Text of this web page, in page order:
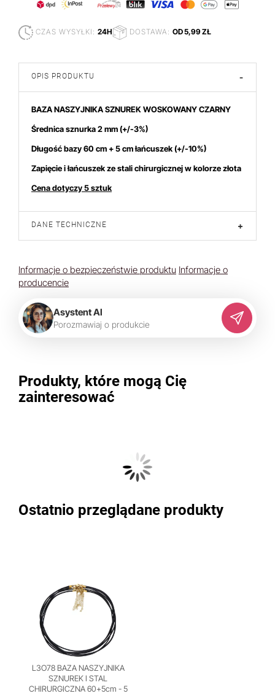
CZAS WYSYŁKI: 24H DOSTAWA: OD 5,99 ZŁ
OPIS PRODUKTU -
BAZA NASZYJNIKA SZNUREK WOSKOWANY CZARNY
Średnica sznurka 2 mm(+/-3%)
Długość bazy 60 cm + 5 cm łańcuszek (+/-10%)
Zapięcie i łańcuszek ze stali chirurgicznej w kolorze złota
Cena dotyczy 5 sztuk
DANE TECHNICZNE +
Informacje o bezpieczeństwie produktu Informacje o
producencie
Asystent AI
Porozmawiaj o produkcie
Produkty, które mogą Cię
zainteresować
Ostatnio przeglądane produkty
L3O78 BAZA NASZYJNIKA
SZNUREK I STAL
CHIRURGICZNA 60+5cm - 5